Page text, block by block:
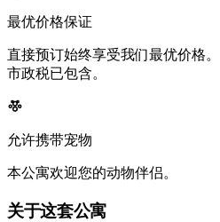
最优价格保证
直接预订始终享受我们最优价格。
市政税已包含。
允许携带宠物
本公寓欢迎您的动物伴侣。
关于这套公寓